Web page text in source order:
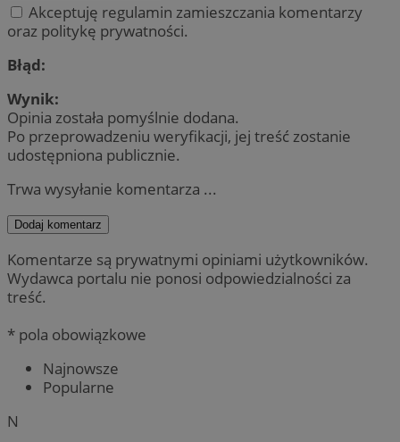
Akceptuję regulamin zamieszczania komentarzy
oraz politykę prywatności.
Błąd:
Wynik:
Opinia została pomyślnie dodana.
Po przeprowadzeniu weryfikacji, jej treść zostanie
udostępniona publicznie.
Trwa wysyłanie komentarza ...
Dodaj komentarz
Komentarze są prywatnymi opiniami użytkowników.
Wydawca portalu nie ponosi odpowiedzialności za
treść.
* pola obowiązkowe
Najnowsze
Popularne
N